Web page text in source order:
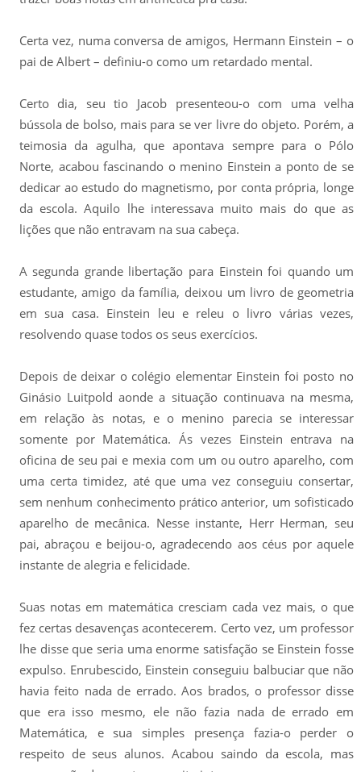
Certa vez, numa conversa de amigos, Hermann Einstein – o
pai de Albert – definiu-o como um retardado mental.
Certo dia, seu tio Jacob presenteou-o com uma velha
bússola de bolso, mais para se ver livre do objeto. Porém, a
teimosia da agulha, que apontava sempre para o Pólo
Norte, acabou fascinando o menino Einstein a ponto de se
dedicar ao estudo do magnetismo, por conta própria, longe
da escola. Aquilo lhe interessava muito mais do que as
lições que não entravam na sua cabeça.
A segunda grande libertação para Einstein foi quando um
estudante, amigo da família, deixou um livro de geometria
em sua casa. Einstein leu e releu o livro várias vezes,
resolvendo quase todos os seus exercícios.
Depois de deixar o colégio elementar Einstein foi posto no
Ginásio Luitpold aonde a situação continuava na mesma,
em relação às notas, e o menino parecia se interessar
somente por Matemática. Ás vezes Einstein entrava na
oficina de seu pai e mexia com um ou outro aparelho, com
uma certa timidez, até que uma vez conseguiu consertar,
sem nenhum conhecimento prático anterior, um sofisticado
aparelho de mecânica. Nesse instante, Herr Herman, seu
pai, abraçou e beijou-o, agradecendo aos céus por aquele
instante de alegria e felicidade.
Suas notas em matemática cresciam cada vez mais, o que
fez certas desavenças acontecerem. Certo vez, um professor
lhe disse que seria uma enorme satisfação se Einstein fosse
expulso. Enrubescido, Einstein conseguiu balbuciar que não
havia feito nada de errado. Aos brados, o professor disse
que era isso mesmo, ele não fazia nada de errado em
Matemática, e sua simples presença fazia-o perder o
respeito de seus alunos. Acabou saindo da escola, mas